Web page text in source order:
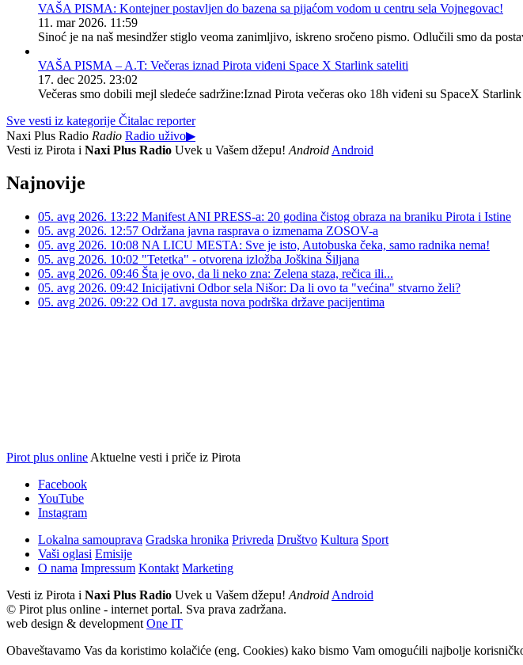
VAŠA PISMA: Kontejner postavljen do bazena sa pijaćom vodom u centru sela Vojnegovac!
11. mar 2026. 11:59
Sinoć je na naš mesindžer stiglo veoma zanimljivo, iskreno sročeno pismo. Odlučili smo da
VAŠA PISMA – A.T: Večeras iznad Pirota viđeni Space X Starlink sateliti
17. dec 2025. 23:02
Večeras smo dobili mejl sledeće sadržine:Iznad Pirota večeras oko 18h viđeni su SpaceX
Sve vesti iz kategorije Čitalac reporter
Naxi Plus Radio Radio Radio uživo▶
Vesti iz Pirota i Naxi Plus Radio Uvek u Vašem džepu! Android Android
Najnovije
05. avg 2026. 13:22 Manifest ANI PRESS-a: 20 godina čistog obraza na braniku Pirota i Istine
05. avg 2026. 12:57 Održana javna rasprava o izmenama ZOSOV-a
05. avg 2026. 10:08 NA LICU MESTA: Sve je isto, Autobuska čeka, samo radnika nema!
05. avg 2026. 10:02 "Tetetka" - otvorena izložba Joškina Šiljana
05. avg 2026. 09:46 Šta je ovo, da li neko zna: Zelena staza, rečica ili...
05. avg 2026. 09:42 Inicijativni Odbor sela Nišor: Da li ovo ta "većina" stvarno želi?
05. avg 2026. 09:22 Od 17. avgusta nova podrška države pacijentima
Pirot plus online Aktuelne vesti i priče iz Pirota
Facebook
YouTube
Instagram
Lokalna samouprava Gradska hronika Privreda Društvo Kultura Sport
Vaši oglasi Emisije
O nama Impressum Kontakt Marketing
Vesti iz Pirota i Naxi Plus Radio Uvek u Vašem džepu! Android Android
© Pirot plus online - internet portal. Sva prava zadržana.
web design & development One IT
Obaveštavamo Vas da koristimo kolačiće (eng. Cookies) kako bismo Vam omogućili najbolje